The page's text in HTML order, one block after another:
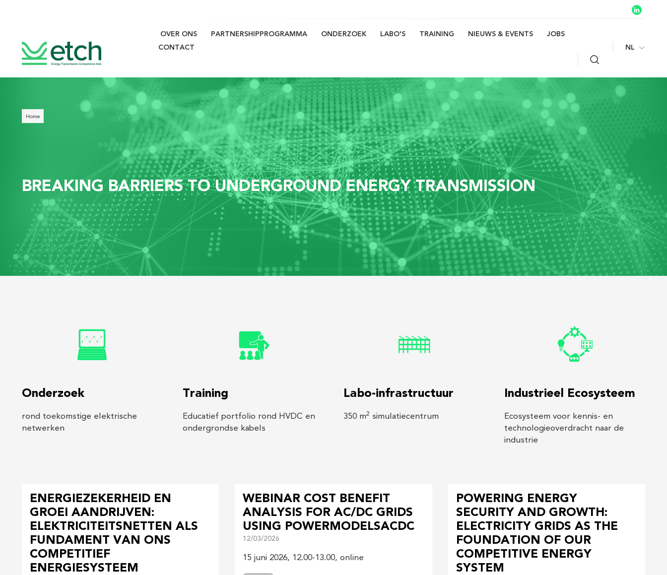
Main
OVER ONS PARTNERSHIPPROGRAMMA ONDERZOEK LABO'S TRAINING NIEUWS & EVENTS
JOBS
CONTACT
NL
Breadcrumb
Home
BREAKING BARRIERS TO UNDERGROUND ENERGY TRANSMISSION
Onderzoek
rond toekomstige elektrische
netwerken
Training
Educatief portfolio rond HVDC en
ondergrondse kabels
Labo-infrastructuur
350 m2 simulatiecentrum
Industrieel Ecosysteem
Ecosysteem voor kennis- en
technologieoverdracht naar de
industrie
ENERGIEZEKERHEID EN
GROEI AANDRIJVEN:
ELEKTRICITEITSNETTEN ALS
FUNDAMENT VAN ONS
COMPETITIEF
ENERGIESYSTEEM
WEBINAR COST BENEFIT
ANALYSIS FOR AC/DC GRIDS
USING POWERMODELSACDC
12/03/2026
15 juni 2026, 12.00-13.00, online
POWERING ENERGY
SECURITY AND GROWTH:
ELECTRICITY GRIDS AS THE
FOUNDATION OF OUR
COMPETITIVE ENERGY
SYSTEM